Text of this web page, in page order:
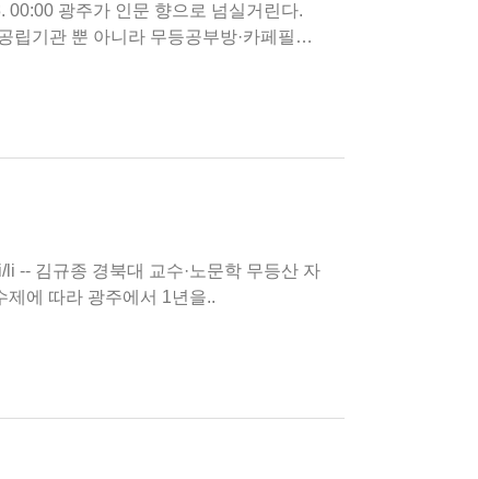
립기관 뿐 아니라 무등공부방·카페필로
제에 따라 광주에서 1년을..